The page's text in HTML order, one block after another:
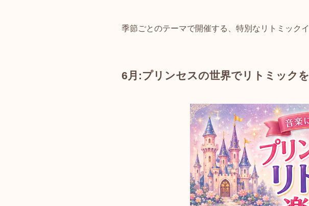
季節ごとのテーマで開催する、特別なリトミック
6月:プリンセスの世界でリトミック